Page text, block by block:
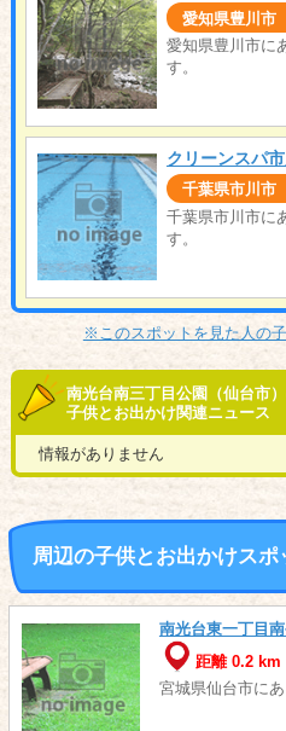
愛知県豊川市
愛知県豊川市に
す。
クリーンスパ
千葉県市川市
千葉県市川市に
す。
※このスポットを見た人の
南光台南三丁目公園（仙台市
子供とお出かけ関連ニュース
情報がありません
周辺の子供とお出かけスポ
南光台東一丁目南
距離 0.2 km
宮城県仙台市に